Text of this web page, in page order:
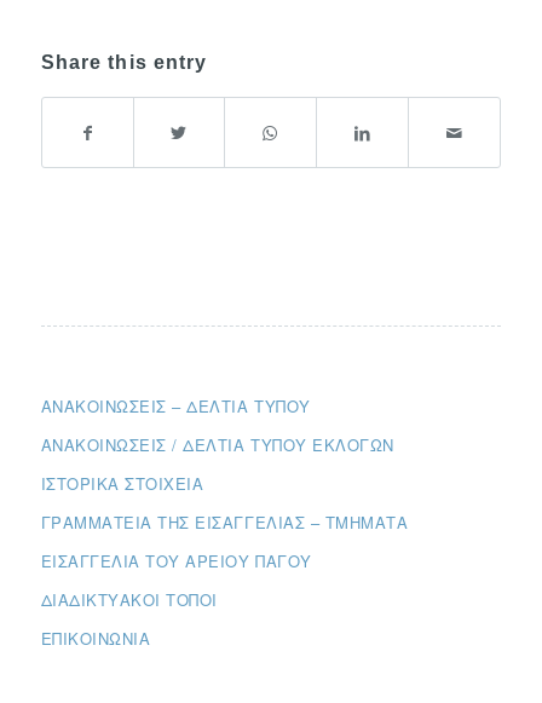
Share this entry
ΑΝΑΚΟΙΝΏΣΕΙΣ – ΔΕΛΤΊΑ ΤΎΠΟΥ
ΑΝΑΚΟΙΝΏΣΕΙΣ / ΔΕΛΤΊΑ ΤΎΠΟΥ ΕΚΛΟΓΏΝ
ΙΣΤΟΡΙΚΆ ΣΤΟΙΧΕΊΑ
ΓΡΑΜΜΑΤΕΊΑ ΤΗΣ ΕΙΣΑΓΓΕΛΊΑΣ – ΤΜΉΜΑΤΑ
ΕΙΣΑΓΓΕΛΊΑ ΤΟΥ ΑΡΕΊΟΥ ΠΆΓΟΥ
ΔΙΑΔΙΚΤΥΑΚΟΊ ΤΌΠΟΙ
ΕΠΙΚΟΙΝΩΝΊΑ